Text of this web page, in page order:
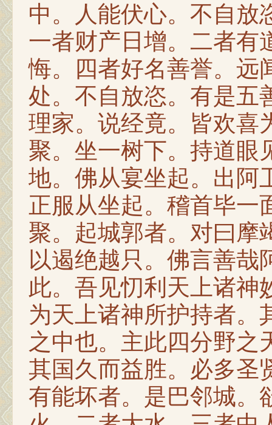
中。人能伏心。不自放
一者财产日增。二者有
悔。四者好名善誉。远
处。不自放恣。有是五
理家。说经竟。皆欢喜
聚。坐一树下。持道眼
地。佛从宴坐起。出阿
正服从坐起。稽首毕一
聚。起城郭者。对曰摩
以遏绝越只。佛言善哉
此。吾见忉利天上诸神
为天上诸神所护持者。
之中也。主此四分野之
其国久而益胜。必多圣
有能坏者。是巴邻城。